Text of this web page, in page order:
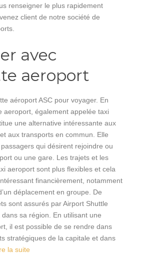
renseigner le plus rapidement
client de notre société de
avec
aeroport
aéroport ASC pour voyager. En
aeroport, également appelée taxi
une alternative intéressante aux
aux transports en commun. Elle
qui désirent rejoindre ou
ou une gare. Les trajets et les
aeroport sont plus flexibles et cela
financièrement, notamment
déplacement en groupe. De
sont assurés par Airport Shuttle
sa région. En utilisant une
il est possible de se rendre dans
stratégiques de la capitale et dans
la suite